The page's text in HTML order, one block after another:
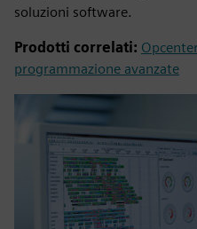
soluzioni software.
Prodotti correlati:
programmazione avanzate